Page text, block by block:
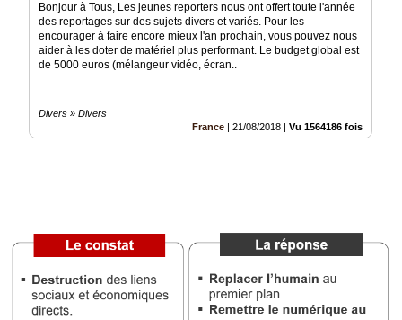
Vidéos
Médias
groupe
Prémium
Bonjour à Tous, Les jeunes reporters nous ont offert toute l'année
des reportages sur des sujets divers et variés. Pour les
encourager à faire encore mieux l'an prochain, vous pouvez nous
aider à les doter de matériel plus performant. Le budget global est
de 5000 euros (mélangeur vidéo, écran..
Divers » Divers
France
21/08/2018 Vu 1564186 fois